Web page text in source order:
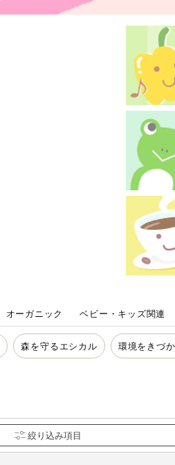
きます。
カシューナッツ
マカダミ
パッケージの表示をご確認くださ
お知らせです。
オーガニック ベビー・キッズ関連
森を守るエシカル 環境をきづ